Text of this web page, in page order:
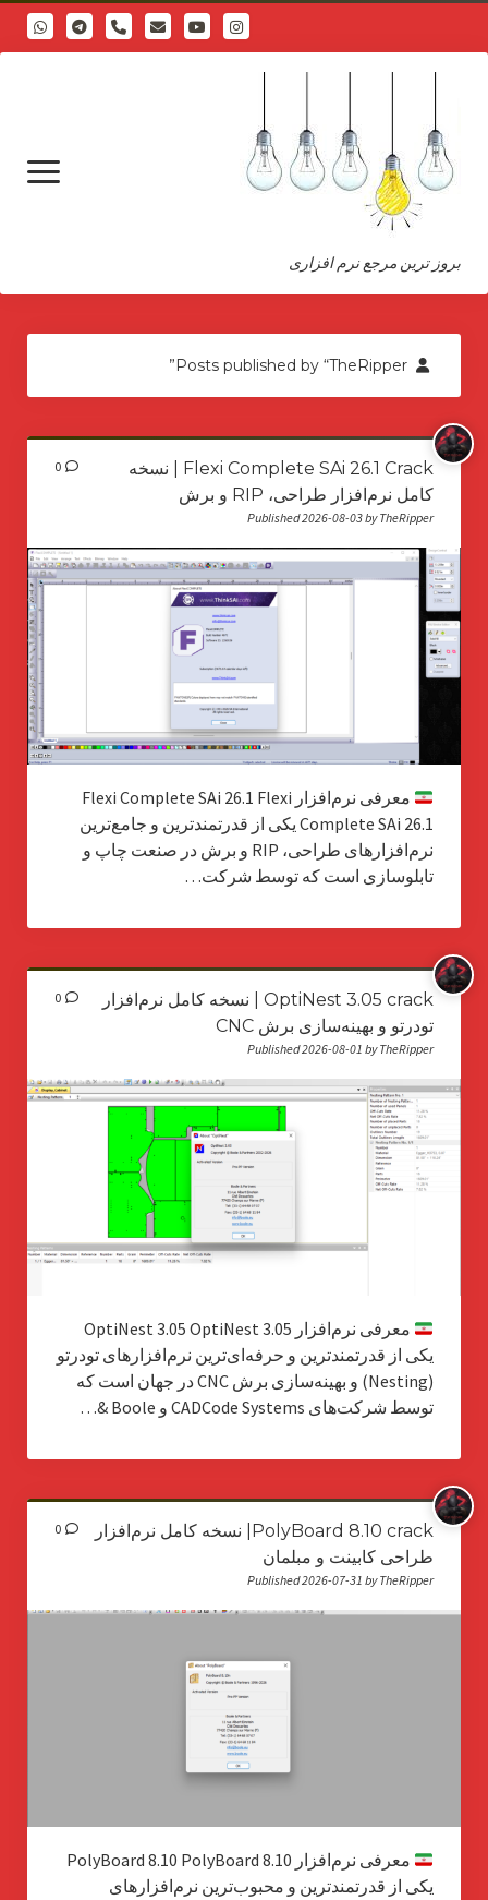
phone
بروز ترین مرجع نرم افزاری
open
menu
درباره
Flexi Complete SAi 26.1 Crack | نسخه
کامل نرم‌افزار طراحی، RIP و برش
Published 2026-08-03 by TheRipper
0
معرفی نرم‌افزار Flexi Complete SAi 26.1 Flexi
Complete SAi 26.1 یکی از قدرتمندترین و جامع‌ترین
نرم‌افزارهای طراحی، RIP و برش در صنعت چاپ و
تابلو‌سازی است که توسط شرکت…
OptiNest 3.05 crack | نسخه کامل نرم‌افزار
تودرتو و بهینه‌سازی برش CNC
Published 2026-08-01 by TheRipper
0
معرفی نرم‌افزار OptiNest 3.05 OptiNest 3.05
یکی از قدرتمندترین و حرفه‌ای‌ترین نرم‌افزارهای تودرتو
(Nesting) و بهینه‌سازی برش CNC در جهان است که
توسط شرکت‌های CADCode Systems و Boole &…
PolyBoard 8.10 crack| نسخه کامل نرم‌افزار
طراحی کابینت و مبلمان
Published 2026-07-31 by TheRipper
0
معرفی نرم‌افزار PolyBoard 8.10 PolyBoard 8.10
یکی از قدرتمندترین و محبوب‌ترین نرم‌افزارهای